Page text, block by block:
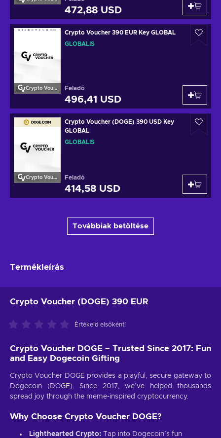
472,88 USD
Crypto Voucher
Crypto Voucher 390 EUR Key GLOBAL
GLOBÁLIS
Feladó
496,41 USD
Crypto Voucher
Crypto Voucher (DOGE) 390 USD Key
GLOBAL
GLOBÁLIS
Feladó
414,58 USD
Továbbiak betöltése
Termékleírás
Crypto Voucher (DOGE) 390 EUR
Értékeld elsőként!
Crypto Voucher DOGE – Trusted Since 2017: Fun
and Easy Dogecoin Gifting
Crypto Voucher DOGE provides a playful, secure gateway to
Dogecoin (DOGE). Since 2017, we’ve helped thousands
spread joy through the meme-inspired cryptocurrency.
Why Choose Crypto Voucher DOGE?
Lighthearted Crypto: Tap into Dogecoin’s fun